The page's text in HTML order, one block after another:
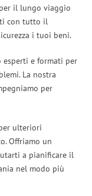
il lungo viaggio
con tutto il
i tuoi beni.
e formati per
La nostra
per
ulteriori
Offriamo un
a pianificare il
nel modo più